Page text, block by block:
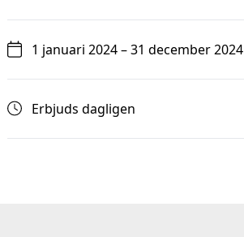
1 januari 2024 – 31 december 2024
Erbjuds dagligen